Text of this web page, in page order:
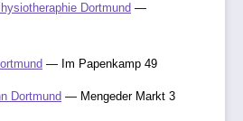
Dortmund —
— Im Papenkamp 49
Dortmund — Mengeder Markt 3